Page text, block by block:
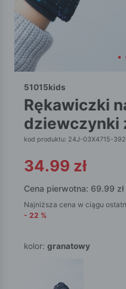
51015kids
rękawiczki narciarskie dla
dziewczynki
kod produktu: 24J-03X4715-
34.99 zł
Cena pierwotna: 69.99 zł
Najniższa cena w ciągu
- 22 %
kolor: granatowy